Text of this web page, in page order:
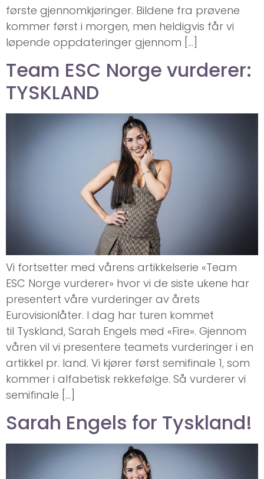
første gjennomkjøringer. Bildene fra prøvene
kommer først i morgen, men heldigvis får vi
løpende oppdateringer gjennom […]
Team ESC Norge vurderer:
TYSKLAND
Vi fortsetter med vårens artikkelserie «Team
ESC Norge vurderer» hvor vi de siste ukene har
presentert våre vurderinger av årets
Eurovisionlåter. I dag har turen kommet
til Tyskland, Sarah Engels med «Fire». Gjennom
våren vil vi presentere teamets vurderinger i en
artikkel pr. land. Vi kjører først semifinale 1, som
kommer i alfabetisk rekkefølge. Så vurderer vi
semifinale […]
Sarah Engels for Tyskland!